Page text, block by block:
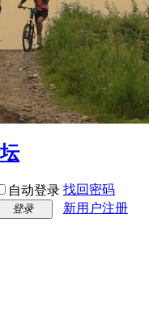
自动登录 找回密码
登录
新用户注册